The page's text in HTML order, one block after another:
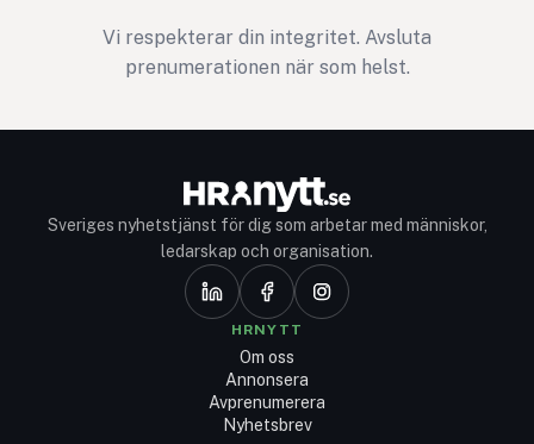
Vi respekterar din integritet. Avsluta
prenumerationen när som helst.
Sveriges nyhetstjänst för dig som arbetar med människor,
ledarskap och organisation.
HRNYTT
Om oss
Annonsera
Avprenumerera
Nyhetsbrev